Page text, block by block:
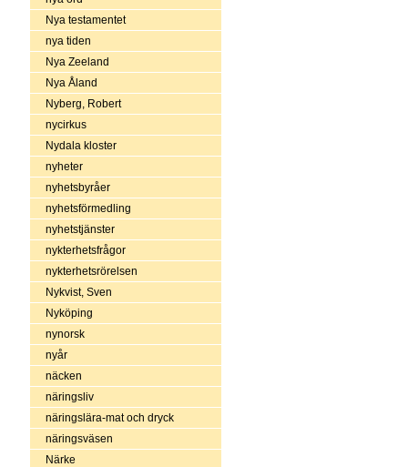
Nya testamentet
nya tiden
Nya Zeeland
Nya Åland
Nyberg, Robert
nycirkus
Nydala kloster
nyheter
nyhetsbyråer
nyhetsförmedling
nyhetstjänster
nykterhetsfrågor
nykterhetsrörelsen
Nykvist, Sven
Nyköping
nynorsk
nyår
näcken
näringsliv
näringslära-mat och dryck
näringsväsen
Närke